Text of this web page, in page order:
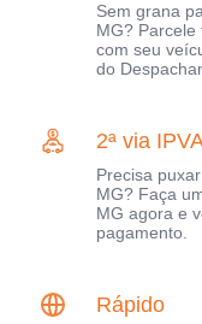
Sem grana
MG?
com seu
do
2ª via
Precisa
MG? Faça
MG agora e
pagamento.
Rápido